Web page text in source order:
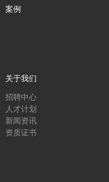
案例
关于我们
招聘中心
人才计划
新闻资讯
资质证书